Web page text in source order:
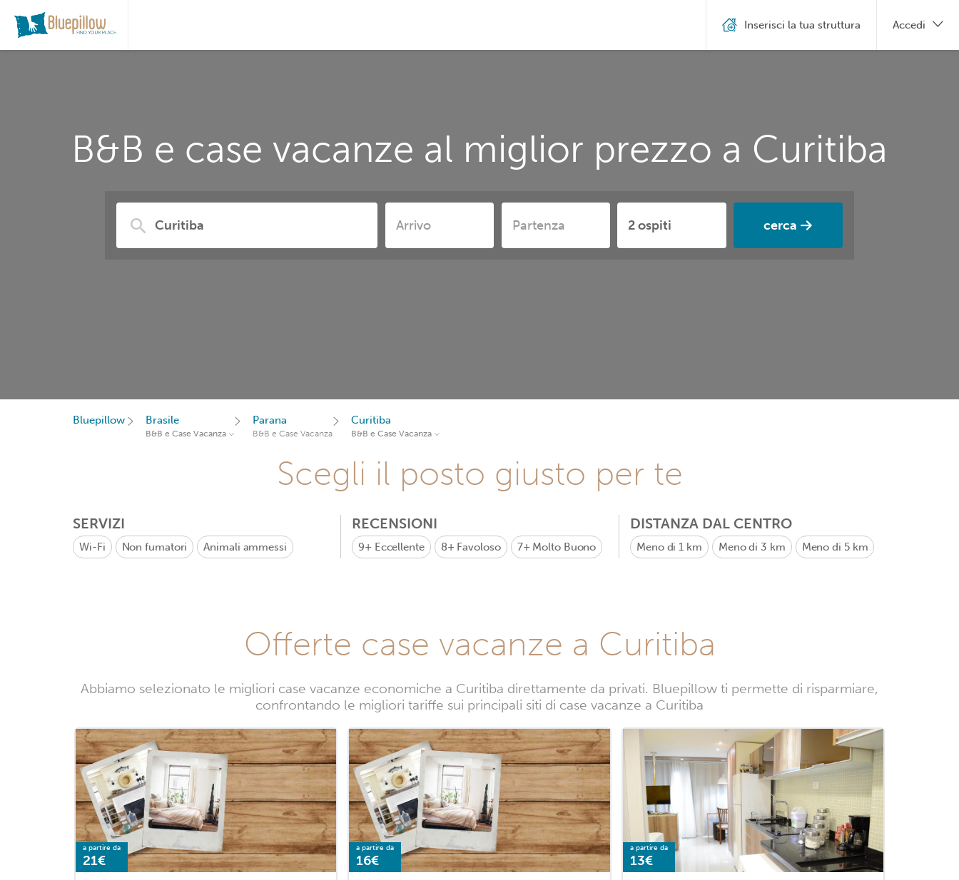
B&B e case vacanze al miglior prezzo a Curitiba
cerca
Inserisci la tua struttura Accedi
Bluepillow Brasile
B&B e Case Vacanza
Parana
B&B e Case Vacanza
Curitiba
B&B e Case Vacanza
Scegli il posto giusto per te
SERVIZI
Wi-Fi Non fumatori Animali ammessi
RECENSIONI
9+ Eccellente 8+ Favoloso 7+ Molto Buono
DISTANZA DAL CENTRO
Meno di 1 km Meno di 3 km Meno di 5 km
Offerte case vacanze a Curitiba
Abbiamo selezionato le migliori case vacanze economiche a Curitiba direttamente da privati. Bluepillow ti permette di risparmiare,
confrontando le migliori tariffe sui principali siti di case vacanze a Curitiba
a partire da
21€
a partire da
16€
a partire da
13€